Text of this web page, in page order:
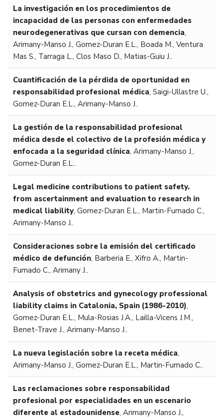
La investigación en los procedimientos de
incapacidad de las personas con enfermedades
neurodegenerativas que cursan con demencia,
Arimany-Manso J., Gomez-Duran E.L., Boada M., Ventura
Mas S., Tarraga L., Clos Maso D., Matias-Guiu J..
Cuantificación de la pérdida de oportunidad en
responsabilidad profesional médica,Saigi-Ullastre U.,
Gomez-Duran E.L., Arimany-Manso J..
La gestión de la responsabilidad profesional
médica desde el colectivo de la profesión médica y
enfocada a la seguridad clínica,Arimany-Manso J.,
Gomez-Duran E.L..
Legal medicine contributions to patient safety.
from ascertainment and evaluation to research in
medical liability,Gomez-Duran E.L., Martin-Fumado C.,
Arimany-Manso J..
Consideraciones sobre la emisión del certificado
médico de defunción, Barberia E., Xifro A., Martin-
Fumado C., Arimany J..
Analysis of obstetrics and gynecology professional
liability claims in Catalonia, Spain (1986-2010),
Gomez-Duran E.L., Mula-Rosias J.A., Lailla-Vicens J.M.,
Benet-Trave J., Arimany-Manso J..
La nueva legislación sobre la receta médica,
Arimany-Manso J., Gomez-Duran E.L., Martin-Fumado C..
Las reclamaciones sobre responsabilidad
profesional por especialidades en un escenario
diferente al estadounidense,Arimany-Manso J.,